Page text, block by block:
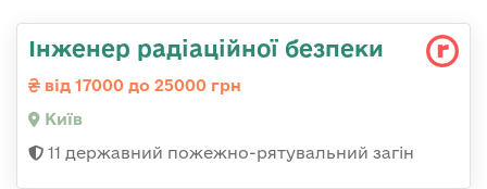
Інженер радіаційної безпеки
від 17000 до 25000 грн
Київ
11 державний пожежно-рятувальний загін